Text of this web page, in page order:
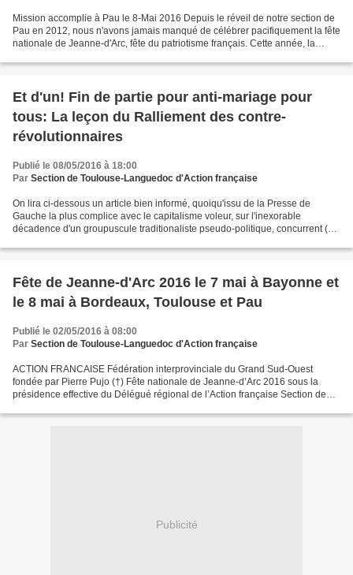
Mission accomplie à Pau le 8-Mai 2016 Depuis le réveil de notre section de
Pau en 2012, nous n'avons jamais manqué de célébrer pacifiquement la fête
nationale de Jeanne-d'Arc, fête du patriotisme français. Cette année, la
Et d'un! Fin de partie pour anti-mariage pour
tous: La leçon du Ralliement des contre-
révolutionnaires
Publié le 08/05/2016 à 18:00
Par Section de Toulouse-Languedoc d'Action française
On lira ci-dessous un article bien informé, quoiqu'issu de la Presse de
Gauche la plus complice avec le capitalisme voleur, sur l'inexorable
décadence d'un groupuscule traditionaliste pseudo-politique, concurrent (à
Fête de Jeanne-d'Arc 2016 le 7 mai à Bayonne et
le 8 mai à Bordeaux, Toulouse et Pau
Publié le 02/05/2016 à 08:00
Par Section de Toulouse-Languedoc d'Action française
ACTION FRANCAISE Fédération interprovinciale du Grand Sud-Ouest
fondée par Pierre Pujo (†) Fête nationale de Jeanne-d’Arc 2016 sous la
présidence effective du Délégué régional de l’Action française Section de
Publicité